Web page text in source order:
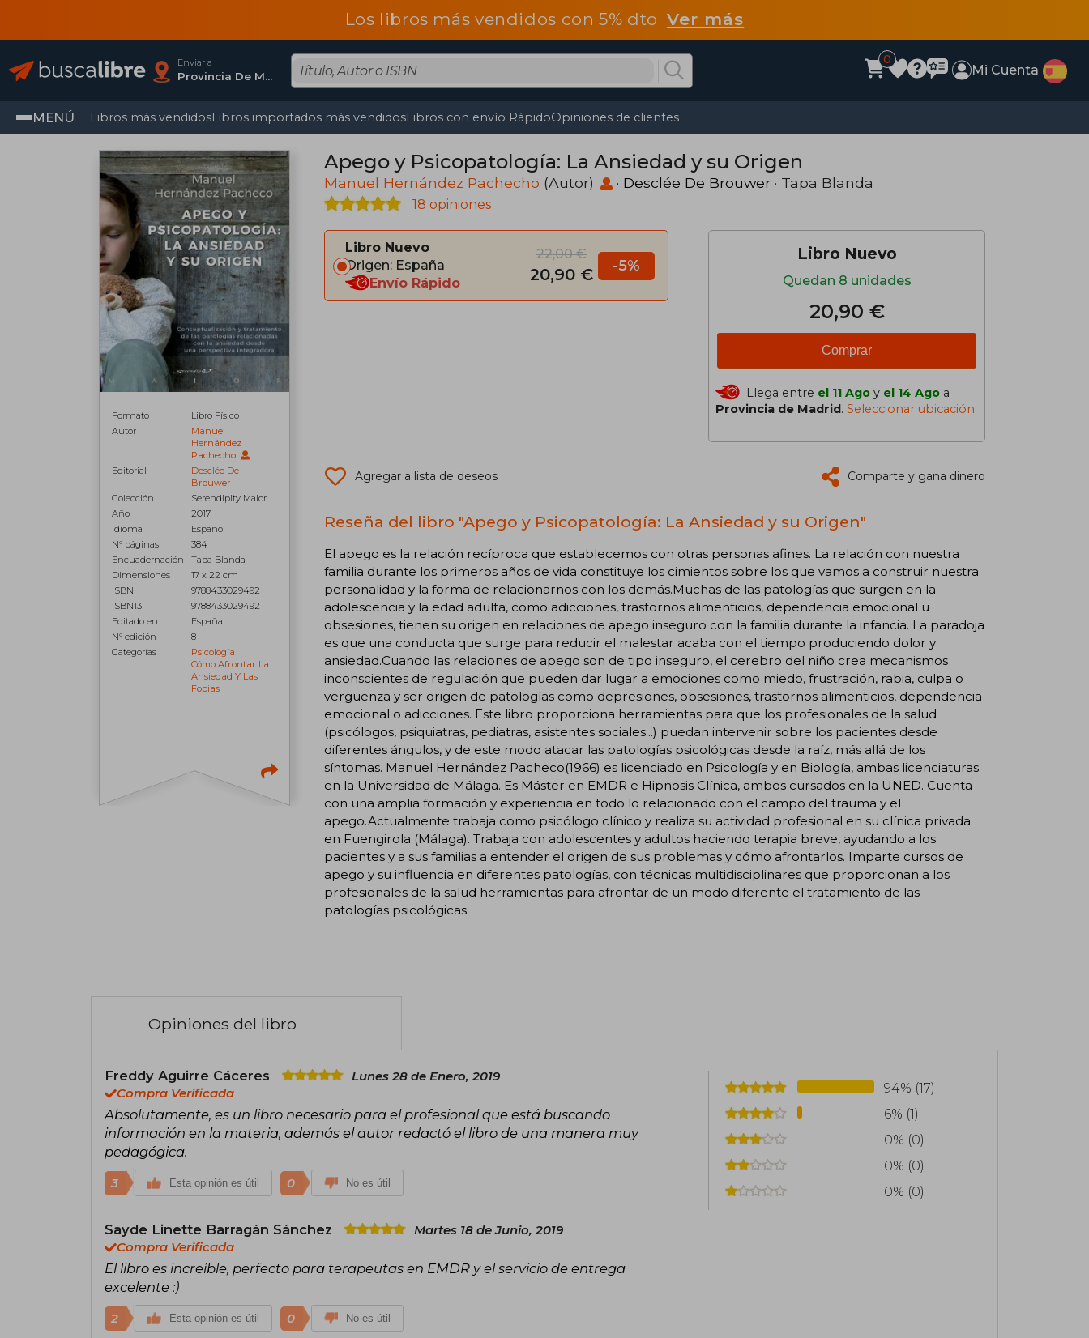
Los libros más vendidos con 5% dtoVer más
Enviar a
Provincia De Madrid
0
Mi Cuenta
MENÚ Libros más vendidosLibros importados más vendidosLibros con envío RápidoOpiniones de clientes
Formato
Libro Físico
Autor
Manuel
Hernández
Pachecho
Editorial
Desclée De
Brouwer
Colección
Serendipity Maior
Año
2017
Idioma
Español
N° páginas
384
Encuadernación
Tapa Blanda
Dimensiones
17 x 22 cm
ISBN
9788433029492
ISBN13
9788433029492
Editado en
España
N° edición
8
Categorías
Psicología
Cómo Afrontar La
Ansiedad Y Las
Fobias
Apego y Psicopatología: La Ansiedad y su Origen
Manuel Hernández Pachecho (Autor) · Desclée De Brouwer · Tapa Blanda
18 opiniones
Libro Nuevo
Origen: España
Envío Rápido
22,00 €
20,90 € -5%
Libro Nuevo
Quedan 8 unidades
20,90 €
Comprar
Llega entre el 11 Ago y el 14 Ago a
Provincia de Madrid. Seleccionar ubicación
Agregar a lista de deseos Comparte y gana dinero
Reseña del libro "Apego y Psicopatología: La Ansiedad y su Origen"
El apego es la relación recíproca que establecemos con otras personas afines. La relación con nuestra
familia durante los primeros años de vida constituye los cimientos sobre los que vamos a construir nuestra
personalidad y la forma de relacionarnos con los demás.Muchas de las patologías que surgen en la
adolescencia y la edad adulta, como adicciones, trastornos alimenticios, dependencia emocional u
obsesiones, tienen su origen en relaciones de apego inseguro con la familia durante la infancia. La paradoja
es que una conducta que surge para reducir el malestar acaba con el tiempo produciendo dolor y
ansiedad.Cuando las relaciones de apego son de tipo inseguro, el cerebro del niño crea mecanismos
inconscientes de regulación que pueden dar lugar a emociones como miedo, frustración, rabia, culpa o
vergüenza y ser origen de patologías como depresiones, obsesiones, trastornos alimenticios, dependencia
emocional o adicciones. Este libro proporciona herramientas para que los profesionales de la salud
(psicólogos, psiquiatras, pediatras, asistentes sociales...) puedan intervenir sobre los pacientes desde
diferentes ángulos, y de este modo atacar las patologías psicológicas desde la raíz, más allá de los
síntomas. Manuel Hernández Pacheco(1966) es licenciado en Psicología y en Biología, ambas licenciaturas
en la Universidad de Málaga. Es Máster en EMDR e Hipnosis Clínica, ambos cursados en la UNED. Cuenta
con una amplia formación y experiencia en todo lo relacionado con el campo del trauma y el
apego.Actualmente trabaja como psicólogo clínico y realiza su actividad profesional en su clínica privada
en Fuengirola (Málaga). Trabaja con adolescentes y adultos haciendo terapia breve, ayudando a los
pacientes y a sus familias a entender el origen de sus problemas y cómo afrontarlos. Imparte cursos de
apego y su influencia en diferentes patologías, con técnicas multidisciplinares que proporcionan a los
profesionales de la salud herramientas para afrontar de un modo diferente el tratamiento de las
patologías psicológicas.
Opiniones del libro
Freddy Aguirre Cáceres
Lunes 28 de Enero, 2019
Compra Verificada
Absolutamente, es un libro necesario para el profesional que está buscando
información en la materia, además el autor redactó el libro de una manera muy
pedagógica.
3 Esta opinión es útil 0 No es útil
Sayde Linette Barragán Sánchez
Martes 18 de Junio, 2019
Compra Verificada
El libro es increíble, perfecto para terapeutas en EMDR y el servicio de entrega
excelente :)
2 Esta opinión es útil 0 No es útil
94% (17)
6% (1)
0% (0)
0% (0)
0% (0)